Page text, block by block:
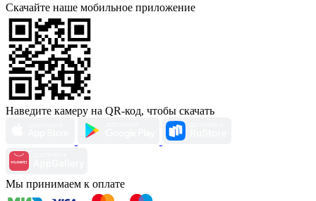
Скачайте наше мобильное приложение
Наведите камеру на QR-код, чтобы скачать
Мы принимаем к оплате